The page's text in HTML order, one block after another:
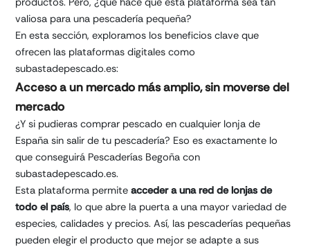
valiosa para una pescadería pequeña?
En esta sección, exploramos los beneficios clave que
ofrecen las plataformas digitales como
subastadepescado.es:
Acceso a un mercado más amplio, sin moverse del
mercado
¿Y si pudieras comprar pescado en cualquier lonja de
España sin salir de tu pescadería? Eso es exactamente lo
que conseguirá Pescaderías Begoña con
subastadepescado.es.
Esta plataforma permite acceder a una red de lonjas de
todo el país, lo que abre la puerta a una mayor variedad de
especies, calidades y precios. Así, las pescaderías pequeñas
pueden elegir el producto que mejor se adapte a sus